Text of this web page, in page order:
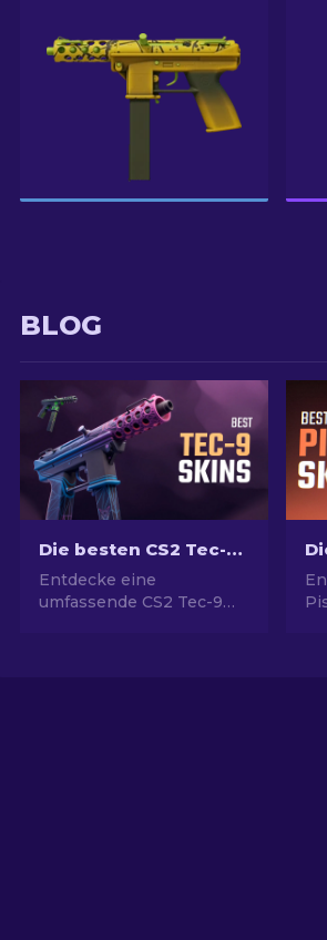
BLOG
Die besten CS2 Tec-9 Skins: Rangliste [2026]
Entdecke eine
umfassende CS2 Tec-9